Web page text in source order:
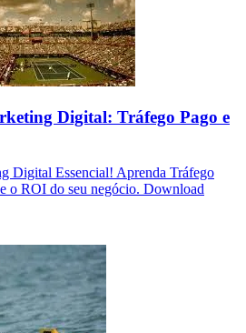
Digital: Tráfego Pago e
Digital Essencial! Aprenda Tráfego
o ROI do seu negócio. Download